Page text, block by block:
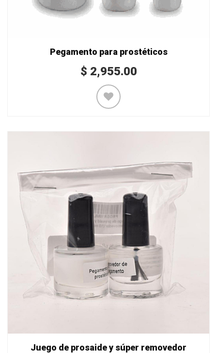
Pegamento para prostéticos
$ 2,955.00
Juego de prosaide y súper removedor